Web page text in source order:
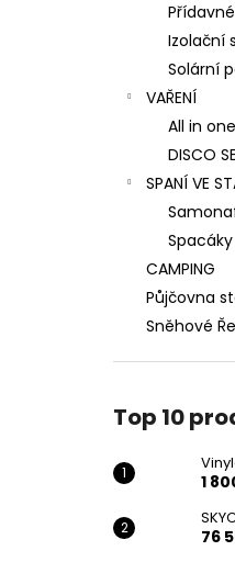
Izolační
Solární
VAŘENÍ
All in
DISCO
SPANÍ VE
CAMPING
Půjčovna
Sněhové
Top 10
1
76
VINYLOVÁ
1 800 Kč